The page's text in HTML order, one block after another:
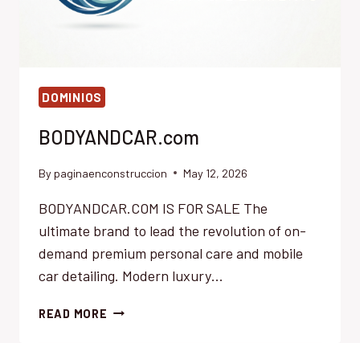
DOMINIOS
BODYANDCAR.com
By paginaenconstruccion May 12, 2026
BODYANDCAR.COM IS FOR SALE The
ultimate brand to lead the revolution of on-
demand premium personal care and mobile
car detailing. Modern luxury…
READ MORE BODYANDCAR.COM